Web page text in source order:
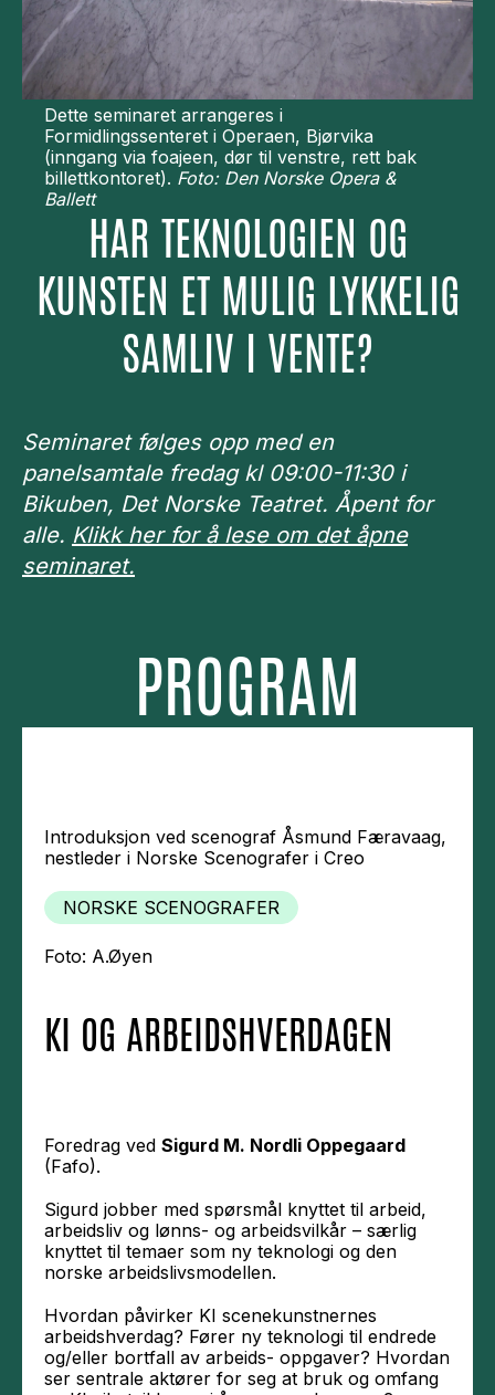
Dette seminaret arrangeres i
Formidlingssenteret i Operaen, Bjørvika
(inngang via foajeen, dør til venstre, rett bak
billettkontoret). Foto: Den Norske Opera &
Ballett
HAR TEKNOLOGIEN OG
KUNSTEN ET MULIG LYKKELIG
SAMLIV I VENTE?
Seminaret følges opp med en
panelsamtale fredag kl 09:00-11:30 i
Bikuben, Det Norske Teatret. Åpent for
alle. Klikk her for å lese om det åpne
seminaret.
PROGRAM
Introduksjon ved scenograf Åsmund Færavaag,
nestleder i Norske Scenografer i Creo
NORSKE SCENOGRAFER
Foto: A.Øyen
KI OG ARBEIDSHVERDAGEN
Foredrag ved Sigurd M. Nordli Oppegaard
(Fafo).
Sigurd jobber med spørsmål knyttet til arbeid,
arbeidsliv og lønns- og arbeidsvilkår – særlig
knyttet til temaer som ny teknologi og den
norske arbeidslivsmodellen.
Hvordan påvirker KI scenekunstnernes
arbeidshverdag? Fører ny teknologi til endrede
og/eller bortfall av arbeids- oppgaver? Hvordan
ser sentrale aktører for seg at bruk og omfang